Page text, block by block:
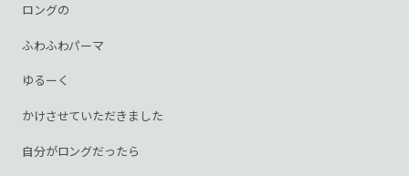
ロングの
ふわふわパーマ
ゆるーく
かけさせていただきました
自分がロングだったら